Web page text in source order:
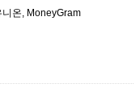
니온, MoneyGram